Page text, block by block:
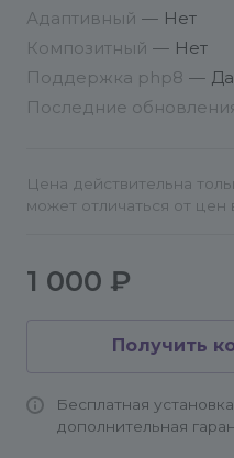
Заполните
генерации ценников.
Логирование ошибок:
Адаптивный — Нет
Композитный — Нет
Поддержка php8 — Да
Последние
Цена действительна
может отличаться от цен
1 000 ₽
Получить
Бесплатная
дополнительная